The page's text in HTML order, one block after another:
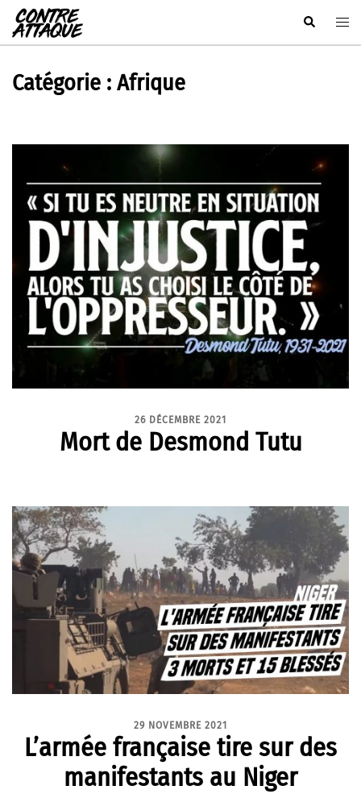
Aller
au
contenu
Rechercher
Catégorie : Afrique
26 DÉCEMBRE 2021
Mort de Desmond Tutu
29 NOVEMBRE 2021
L’armée française tire sur des
manifestants au Niger